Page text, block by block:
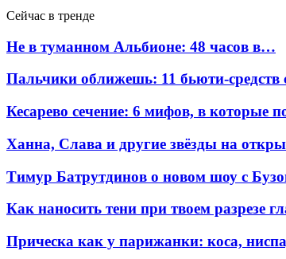
Сейчас в тренде
Не в туманном Альбионе: 48 часов в…
Пальчики оближешь: 11 бьюти-
Кесарево сечение: 6 мифов, в которые
Ханна, Слава и другие звёзды на
Тимур Батрутдинов о новом шоу с
Как наносить тени при твоем разрезе
Прическа как у парижанки: коса,